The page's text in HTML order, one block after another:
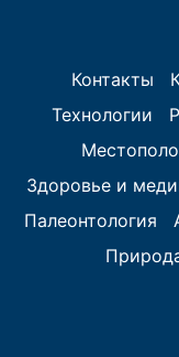
Контакты
Технологии
Здоровье и
Палеонтология